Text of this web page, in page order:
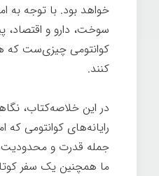
خواهد بود. با توجه به
سوخت، دارو و
کوانتومی چیزی‌ست که
کنند.
در این خلاصه‌کتاب،
رایانه‌های کوانتومی که
جمله قدرت و
ما همچنین یک سفر